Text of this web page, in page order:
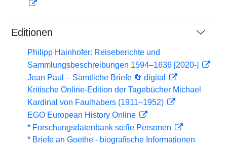
Editionen
Philipp Hainhofer: Reiseberichte und
Sammlungsbeschreibungen 1594–1636 [2020-]
Jean Paul – Sämtliche Briefe 🔄 digital
Kritische Online-Edition der Tagebücher Michael
Kardinal von Faulhabers (1911–1952)
EGO European History Online
* Forschungsdatenbank so:fie Personen
* Briefe an Goethe - biografische Informationen